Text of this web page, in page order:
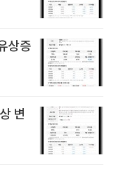
상증
변